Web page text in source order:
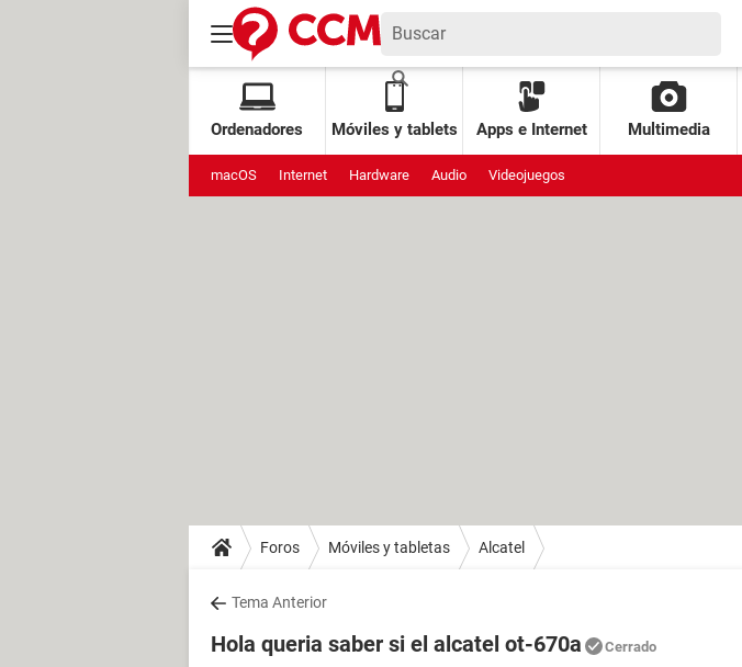
Ordenadores Móviles y tablets Apps e Internet Multimedia
macOS Internet Hardware Audio Videojuegos
Foros Móviles y tabletas Alcatel
Tema Anterior
Hola queria saber si el alcatel ot-670a Cerrado